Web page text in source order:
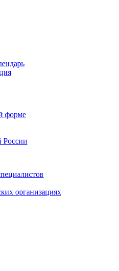
форме
России
организациях